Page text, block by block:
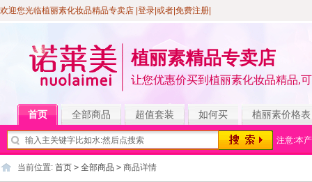
欢迎您光临植丽素化妆品精品专卖店 |登录 |或者| 免费注册
植丽素精品专卖店
让您优惠价买到植丽素化妆品精品,
首页 全部商品 超值套装 如何买 植丽素价格表
注意:本
当前位置: 首页 > 全部商品 > 商品详情